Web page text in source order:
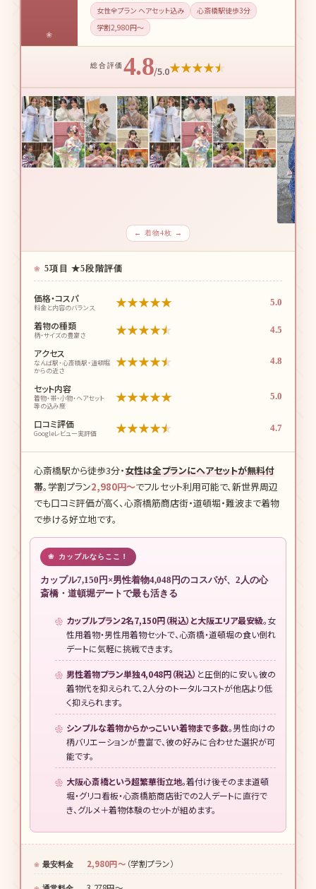
女性全プラン ヘアセット込み
心斎橋駅徒歩3分
学割2,980円〜
総合評価 4.8/5.0★★★★★
← 着物4枚 →
5項目 ★5段階評価
価格・コスパ
料金と内容のバランス ★★★★★ 5.0
着物の種類
柄・サイズの豊富さ ★★★★★ 4.5
アクセス
なんば駅・心斎橋駅・道頓堀
からの近さ
★★★★★ 4.8
セット内容
着物・帯・小物・ヘアセット
等の込み度
★★★★★ 5.0
口コミ評価
Googleレビュー実評価 ★★★★★ 4.7
心斎橋駅から徒歩3分・女性は全プランにヘアセットが無料付
帯。学割プラン2,980円〜でフルセット利用可能で、新世界周辺
でも口コミ評価が高く、心斎橋筋商店街・道頓堀・難波まで着物
で歩ける好立地です。
カップルならここ！
カップル7,150円×男性着物4,048円のコスパが、2人の心
斎橋・道頓堀デートで最も活きる
カップルプラン2名7,150円（税込）と大阪エリア最安級。女
性用着物・男性用着物セットで、心斎橋・道頓堀の食い倒れ
デートに気軽に挑戦できます。
男性着物プラン単独4,048円（税込） と圧倒的に安い。彼の
着物代を抑えられて、2人分のトータルコストが他店より低
く抑えられます。
シンプルな着物からかっこいい着物まで多数。男性向けの
柄バリエーションが豊富で、彼の好みに合わせた選択が可
能です。
大阪心斎橋という超繁華街立地。着付け後そのまま道頓
堀・グリコ看板・心斎橋筋商店街での2人デートに直行で
き、グルメ＋着物体験のセットが組めます。
最安料金 2,980円〜 （学割プラン）